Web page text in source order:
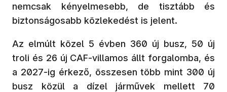
nemcsak kényelmesebb, de tisztább és
biztonságosabb közlekedést is jelent.
Az elmúlt közel 5 évben 360 új busz, 50 új
troli és 26 új CAF-villamos állt forgalomba, és
a 2027-ig érkező, összesen több mint 300 új
busz közül a dízel járművek mellett 70